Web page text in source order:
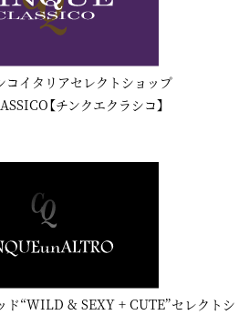
コイタリアセレクトショップ
【チンクエクラシコ】
ド“WILD & SEXY + CUTE”セレクトシ